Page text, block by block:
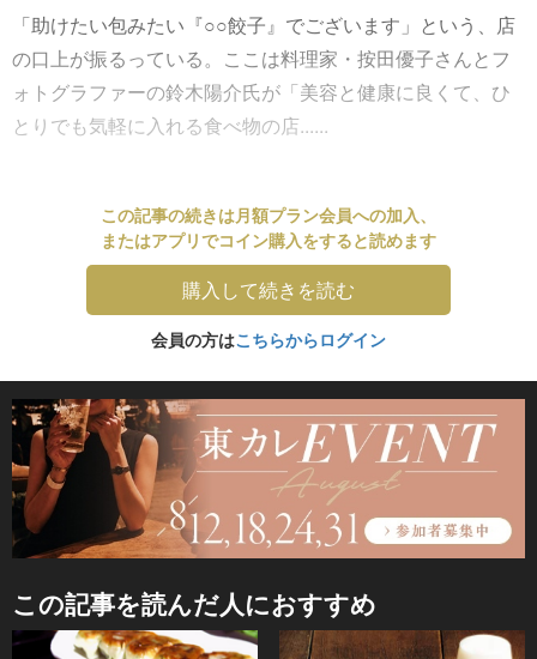
「助けたい包みたい『○○餃子』でございます」という、店
の口上が振るっている。ここは料理家・按田優子さんとフ
ォトグラファーの鈴木陽介氏が「美容と健康に良くて、ひ
とりでも気軽に入れる食べ物の店......
この記事の続きは月額プラン会員への加入、
またはアプリでコイン購入をすると読めます
購入して続きを読む
会員の方はこちらからログイン
この記事を読んだ人におすすめ